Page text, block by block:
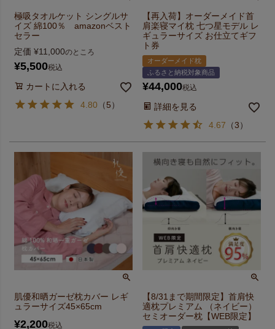
極吸タオルケット シングルサ
イズ 綿100％ amazonベスト
セラー
定価 ¥11,000のところ
¥5,500税込
カートに入れる
4.80 （5）
【再入荷】オーダーメイド首
肩楽寝マイ枕 七つ星モデル レ
ギュラーサイズ お仕立てギフ
ト券
オーダーメイド枕
ふるさと納税対象商品
¥44,000税込
詳細を見る
4.67 （3）
肌優和晒ガーゼ枕カバー レギ
ュラーサイズ45×65cm
¥2,200税込
【8/31まで期間限定】首肩快
適枕プレミアム （ネイビー）
セミオーダー枕【WEB限定】